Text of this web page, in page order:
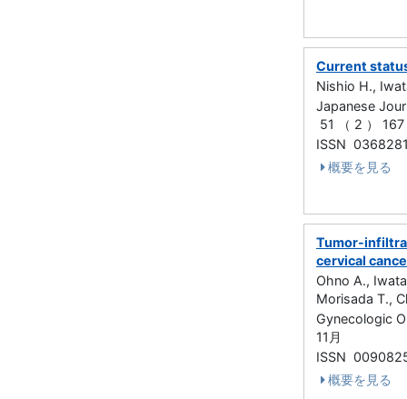
Current
Nishio H.,
Japanese
51 （ 2 ）
ISSN
概要を見る
Tumor-
cervical
Ohno A.,
Morisada T.,
Gynecologic
11月
ISSN
概要を見る